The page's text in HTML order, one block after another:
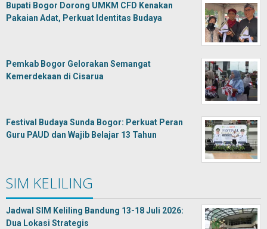
Bupati Bogor Dorong UMKM CFD Kenakan
Pakaian Adat, Perkuat Identitas Budaya
Pemkab Bogor Gelorakan Semangat
Kemerdekaan di Cisarua
Festival Budaya Sunda Bogor: Perkuat Peran
Guru PAUD dan Wajib Belajar 13 Tahun
SIM KELILING
Jadwal SIM Keliling Bandung 13-18 Juli 2026:
Dua Lokasi Strategis